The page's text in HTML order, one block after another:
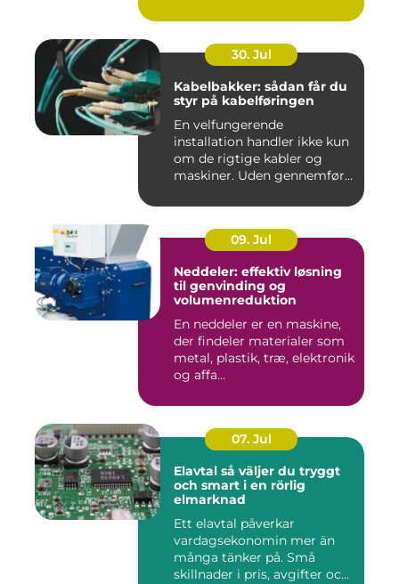
30. Jul
Kabelbakker: sådan får du
styr på kabelføringen
En velfungerende
installation handler ikke kun
om de rigtige kabler og
maskiner. Uden gennemført
09. Jul
Neddeler: effektiv løsning
til genvinding og
volumenreduktion
En neddeler er en maskine,
der findeler materialer som
metal, plastik, træ, elektronik
og affa...
07. Jul
Elavtal så väljer du tryggt
och smart i en rörlig
elmarknad
Ett elavtal påverkar
vardagsekonomin mer än
många tänker på. Små
skillnader i pris, avgifter och